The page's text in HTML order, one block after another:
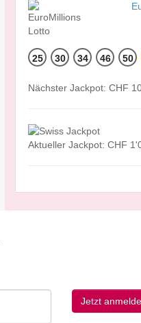
25 30 34 46 50
Nächster Jackpot: CHF
Aktueller Jackpot: CHF